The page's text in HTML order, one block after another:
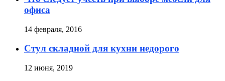
офиса
14 февраля, 2016
Стул складной для кухни недорого
12 июня, 2019